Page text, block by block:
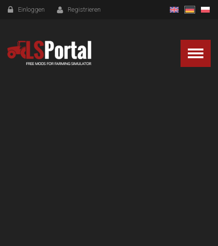
Einloggen Registrieren